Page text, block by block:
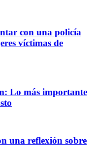
con una policía
víctimas de
Lo más importante
una reflexión sobre